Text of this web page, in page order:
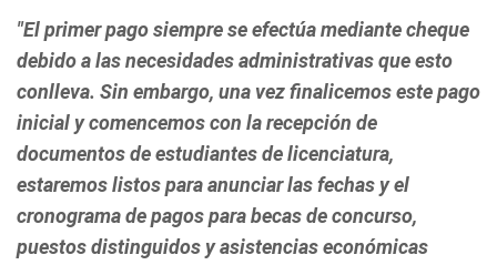
"El primer pago siempre se efectúa mediante cheque
debido a las necesidades administrativas que esto
conlleva. Sin embargo, una vez finalicemos este pago
inicial y comencemos con la recepción de
documentos de estudiantes de licenciatura,
estaremos listos para anunciar las fechas y el
cronograma de pagos para becas de concurso,
puestos distinguidos y asistencias económicas